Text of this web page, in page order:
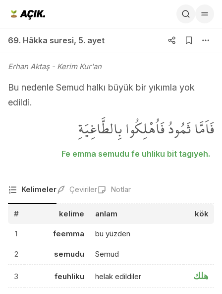
69. Hâkka suresi, 5. ayet
Erhan Aktaş- Kerim Kur'an
Bu nedenle Semud halkı büyük bir yıkımla yok
edildi.
فَاَمَّا ثَمُودُ فَاُهْلِكُوا بِالطَّاغِيَةِ
Fe emma semudu fe uhliku bit tagıyeh.
Kelimeler Çeviriler Notlar
# kelime anlam kök
1 feemma bu yüzden
2 semudu Semud
3 feuhliku helak edildiler هلك